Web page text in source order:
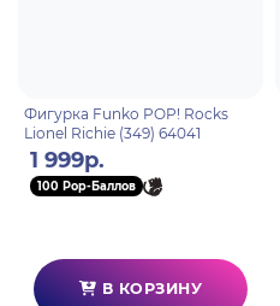
Фигурка Funko POP! Rocks
Lionel Richie (349) 64041
1 999р.
100 Pop-Баллов
В КОРЗИНУ